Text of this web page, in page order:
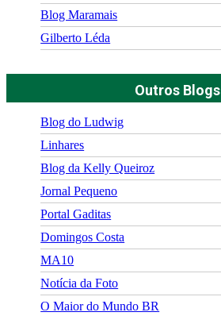
Blog Maramais
Gilberto Léda
Outros Blogs
Blog do Ludwig
Linhares
Blog da Kelly Queiroz
Jornal Pequeno
Portal Gaditas
Domingos Costa
MA10
Notícia da Foto
O Maior do Mundo BR